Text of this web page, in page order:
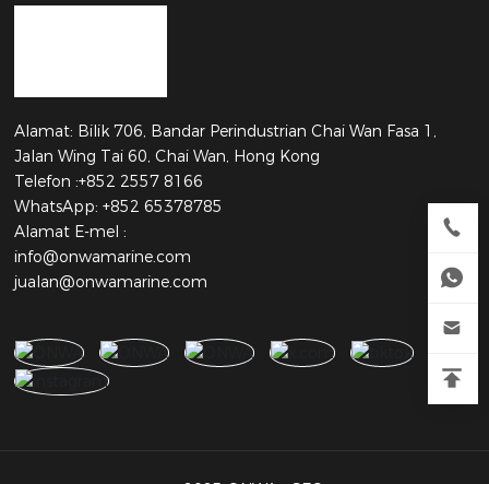
Alamat: Bilik 706, Bandar Perindustrian Chai Wan Fasa 1,
Jalan Wing Tai 60, Chai Wan, Hong Kong
Telefon :+852 2557 8166
WhatsApp: +852 65378785
Alamat E-mel :
info@onwamarine.com
jualan@onwamarine.com